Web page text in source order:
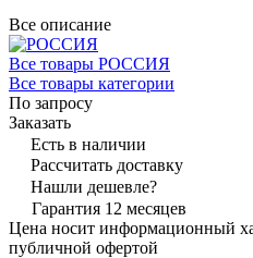
Все описание
Все товары РОССИЯ
Все товары категории
По запросу
Заказать
Есть в наличии
Рассчитать доставку
Нашли дешевле?
Гарантия 12 месяцев
Цена носит информационный
публичной офертой